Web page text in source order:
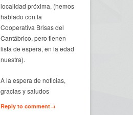
localidad próxima, (hemos
hablado con la
Cooperativa Brisas del
Cantábrico, pero tienen
lista de espera, en la edad
nuestra).
A la espera de noticias,
gracias y saludos
Reply to comment→